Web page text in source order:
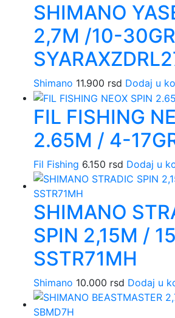
SHIMANO
2,7M /10-30GR
Shimano 11.900 rsd Dodaj u
FIL FISHING
2.65M / 4-
Fil Fishing 6.150 rsd Dodaj u
SHIMANO
SPIN 2,15M /
SSTR71MH
Shimano 10.000 rsd Dodaj u